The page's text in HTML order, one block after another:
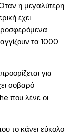
η μεγαλύτερη
έχει
τα 1000
για
σοβαρό
που λένε οι
το κάνει εύκολο